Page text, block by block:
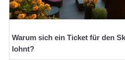
Warum sich ein Ticket für den
lohnt?